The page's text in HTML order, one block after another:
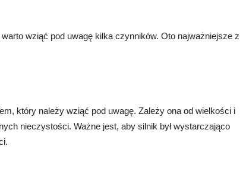
wziąć pod uwagę kilka czynników. Oto najważniejsze z
który należy wziąć pod uwagę. Zależy ona od wielkości i
nieczystości. Ważne jest, aby silnik był wystarczająco